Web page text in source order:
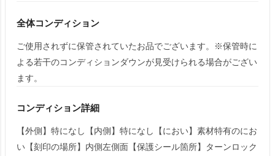
全体コンディション
ご使用されずに保管されていたお品でございます。※保管時に
よる若干のコンディションダウンが見受けられる場合がござい
ます。
コンディション詳細
【外側】特になし【内側】特になし【におい】素材特有のにお
い【刻印の場所】内側左側面【保護シール箇所】ターンロック